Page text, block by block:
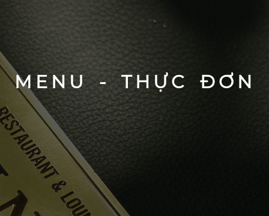
MENU - THỰC ĐƠN